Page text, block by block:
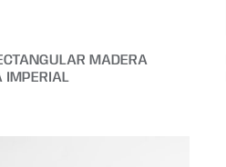
MADERA
IMPERIAL